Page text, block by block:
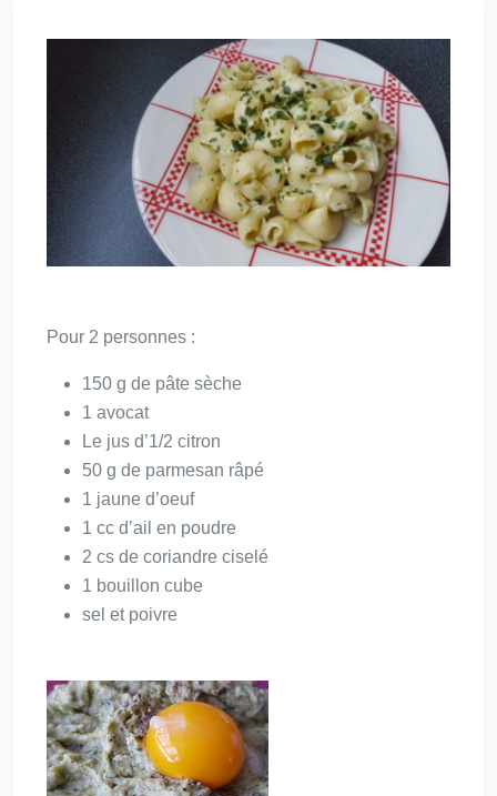
Pour 2 personnes :
150 g de pâte sèche
1 avocat
Le jus d’1/2 citron
50 g de parmesan râpé
1 jaune d’oeuf
1 cc d’ail en poudre
2 cs de coriandre ciselé
1 bouillon cube
sel et poivre